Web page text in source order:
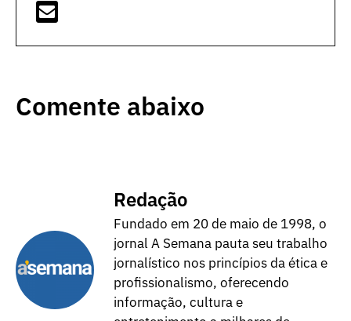
Comente abaixo
Redação
Fundado em 20 de maio de 1998, o
jornal A Semana pauta seu trabalho
jornalístico nos princípios da ética e
profissionalismo, oferecendo
informação, cultura e